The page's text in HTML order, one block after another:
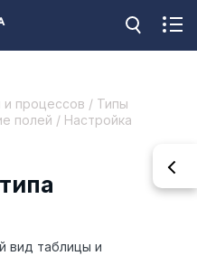
и процессов / Типы
полей / Настройка
вид таблицы и